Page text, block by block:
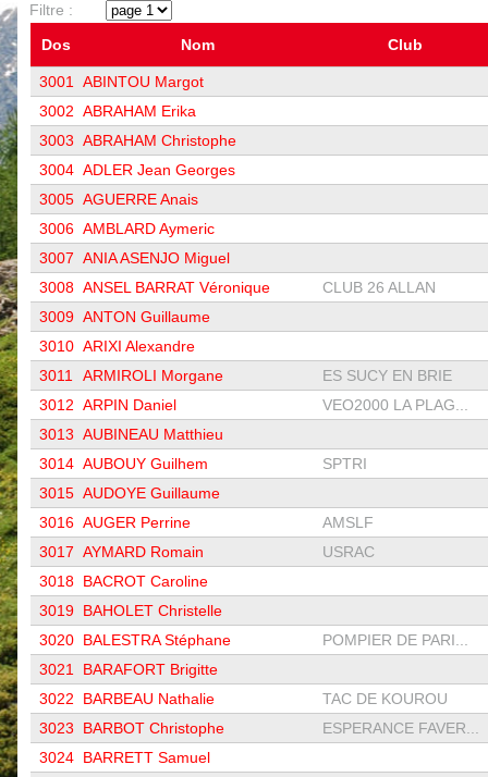
Filtre :
Dos
Nom Club
3001
ABINTOU Margot
3002 ABRAHAM Erika
3003 ABRAHAM Christophe
3004 ADLER Jean Georges
3005 AGUERRE Anais
3006 AMBLARD Aymeric
3007 ANIA ASENJO Miguel
3008 ANSEL BARRAT Véronique
CLUB 26 ALLAN
3009 ANTON Guillaume
3010 ARIXI Alexandre
3011
ARMIROLI Morgane
ES SUCY EN BRIE
3012 ARPIN Daniel
VEO2000 LA PLAG...
3013 AUBINEAU Matthieu
3014 AUBOUY Guilhem
SPTRI
3015 AUDOYE Guillaume
3016 AUGER Perrine
AMSLF
3017 AYMARD Romain
USRAC
3018 BACROT Caroline
3019 BAHOLET Christelle
3020 BALESTRA Stéphane
POMPIER DE PARI...
3021
BARAFORT Brigitte
3022
BARBEAU Nathalie
TAC DE KOUROU
3023
BARBOT Christophe
ESPERANCE FAVER...
3024 BARRETT Samuel